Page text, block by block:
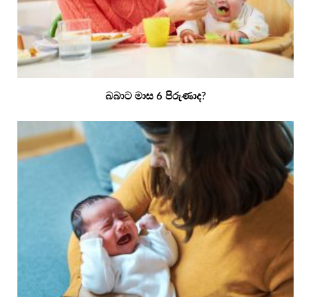
බබාට මාස 6 පිරුණාද?